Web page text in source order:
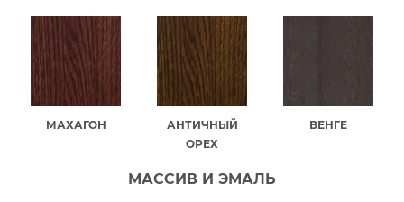
МАХАГОН
АНТИЧНЫЙ
ОРЕХ
ВЕНГЕ
МАССИВ И ЭМАЛЬ